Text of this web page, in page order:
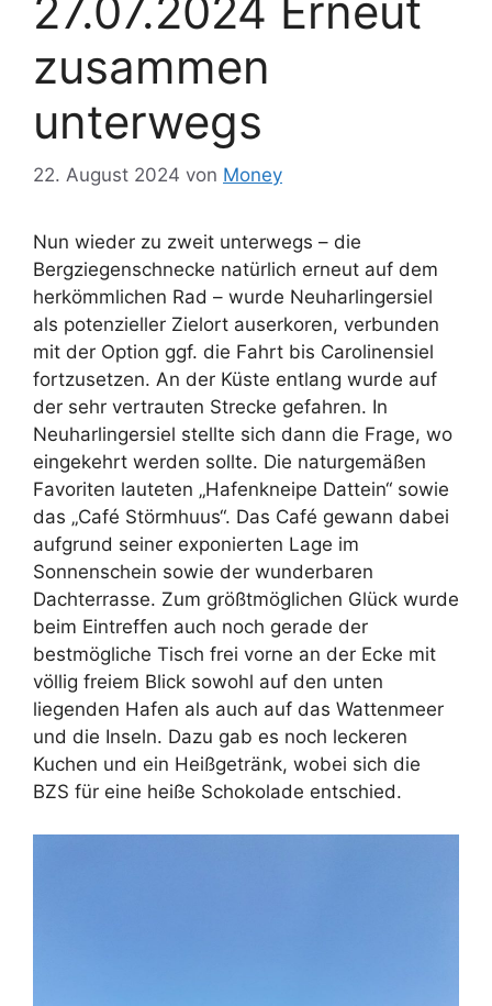
27.07.2024 Erneut
zusammen
unterwegs
22. August 2024 von Money
Nun wieder zu zweit unterwegs – die
Bergziegenschnecke natürlich erneut auf dem
herkömmlichen Rad – wurde Neuharlingersiel
als potenzieller Zielort auserkoren, verbunden
mit der Option ggf. die Fahrt bis Carolinensiel
fortzusetzen. An der Küste entlang wurde auf
der sehr vertrauten Strecke gefahren. In
Neuharlingersiel stellte sich dann die Frage, wo
eingekehrt werden sollte. Die naturgemäßen
Favoriten lauteten „Hafenkneipe Dattein“ sowie
das „Café Störmhuus“. Das Café gewann dabei
aufgrund seiner exponierten Lage im
Sonnenschein sowie der wunderbaren
Dachterrasse. Zum größtmöglichen Glück wurde
beim Eintreffen auch noch gerade der
bestmögliche Tisch frei vorne an der Ecke mit
völlig freiem Blick sowohl auf den unten
liegenden Hafen als auch auf das Wattenmeer
und die Inseln. Dazu gab es noch leckeren
Kuchen und ein Heißgetränk, wobei sich die
BZS für eine heiße Schokolade entschied.